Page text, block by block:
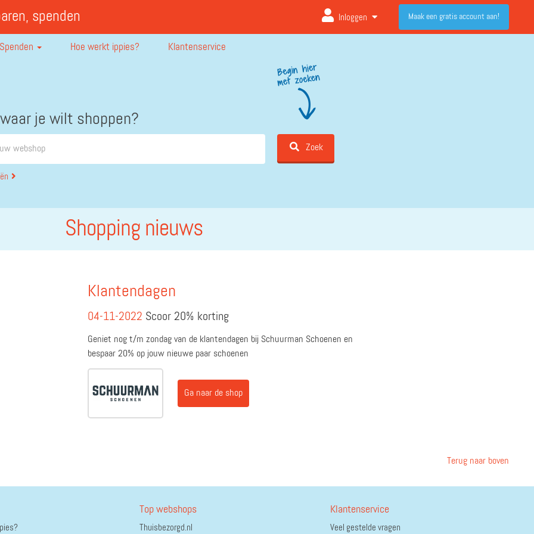
spenden Inloggen Maak een gratis account aan!
Spenden Hoe werkt ippies? Klantenservice
je wilt shoppen?
Zoek
Shopping nieuws
Klantendagen
04-11-2022 Scoor 20% korting
Geniet nog t/m zondag van de klantendagen bij Schuurman Schoenen en
bespaar 20% op jouw nieuwe paar schoenen
Ga naar de shop
Terug naar boven
Top webshops
Thuisbezorgd.nl
Klantenservice
Veel gestelde vragen